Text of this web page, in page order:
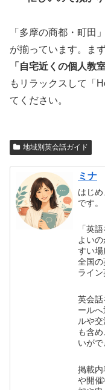
「多摩の商都・町田
が揃っています。まず
「自宅近くの個人教
もリラックスして「
てください。
地域別英会話ガイド
ミナ
はじめ
です。
「英
よい
すい場
全国
ライン
英会話
ール
ルや
も含
いがで
掲載
や開